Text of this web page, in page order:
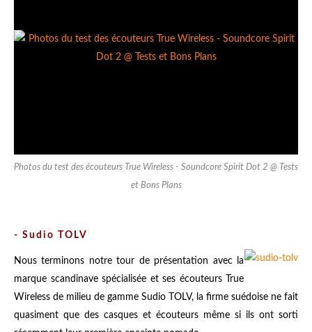
Photos du test des écouteurs True Wireless - Soundcore Spirit Dot 2 @ Tests
et Bons Plans
- Sudio TOLV
Nous terminons notre tour de présentation avec la
marque scandinave spécialisée et ses écouteurs True
Wireless de milieu de gamme Sudio TOLV, la firme suédoise ne fait
quasiment que des casques et écouteurs même si ils ont sorti